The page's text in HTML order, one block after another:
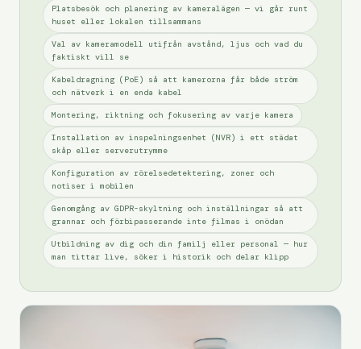
Platsbesök och planering av kameralägen — vi går runt
huset eller lokalen tillsammans
Val av kameramodell utifrån avstånd, ljus och vad du
faktiskt vill se
Kabeldragning (PoE) så att kamerorna får både ström
och nätverk i en enda kabel
Montering, riktning och fokusering av varje kamera
Installation av inspelningsenhet (NVR) i ett städat
skåp eller serverutrymme
Konfiguration av rörelsedetektering, zoner och
notiser i mobilen
Genomgång av GDPR-skyltning och inställningar så att
grannar och förbipasserande inte filmas i onödan
Utbildning av dig och din familj eller personal — hur
man tittar live, söker i historik och delar klipp